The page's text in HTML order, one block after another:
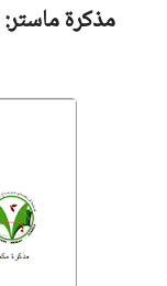
مذكرة ماستر: